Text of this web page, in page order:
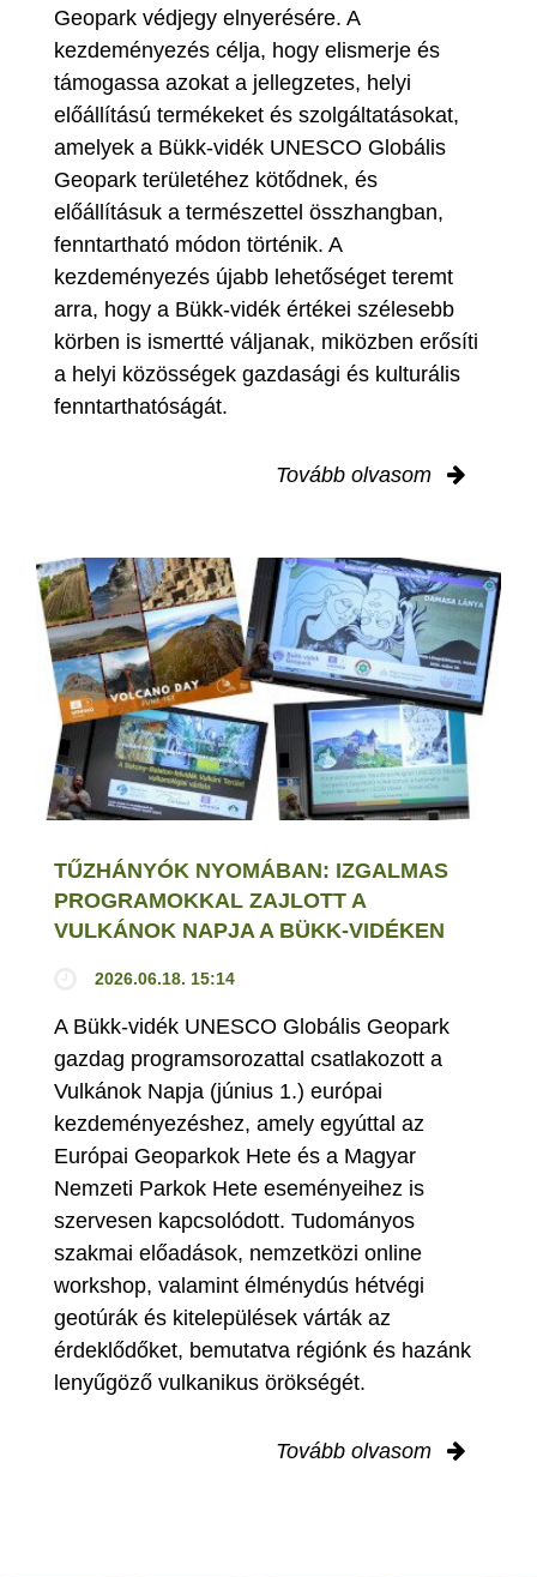
Geopark védjegy elnyerésére. A
kezdeményezés célja, hogy elismerje és
támogassa azokat a jellegzetes, helyi
előállítású termékeket és szolgáltatásokat,
amelyek a Bükk-vidék UNESCO Globális
Geopark területéhez kötődnek, és
előállításuk a természettel összhangban,
fenntartható módon történik. A
kezdeményezés újabb lehetőséget teremt
arra, hogy a Bükk-vidék értékei szélesebb
körben is ismertté váljanak, miközben erősíti
a helyi közösségek gazdasági és kulturális
fenntarthatóságát.
Tovább olvasom
TŰZHÁNYÓK NYOMÁBAN: IZGALMAS
PROGRAMOKKAL ZAJLOTT A
VULKÁNOK NAPJA A BÜKK-VIDÉKEN
2026.06.18. 15:14
A Bükk-vidék UNESCO Globális Geopark
gazdag programsorozattal csatlakozott a
Vulkánok Napja (június 1.) európai
kezdeményezéshez, amely egyúttal az
Európai Geoparkok Hete és a Magyar
Nemzeti Parkok Hete eseményeihez is
szervesen kapcsolódott. Tudományos
szakmai előadások, nemzetközi online
workshop, valamint élménydús hétvégi
geotúrák és kitelepülések várták az
érdeklődőket, bemutatva régiónk és hazánk
lenyűgöző vulkanikus örökségét.
Tovább olvasom